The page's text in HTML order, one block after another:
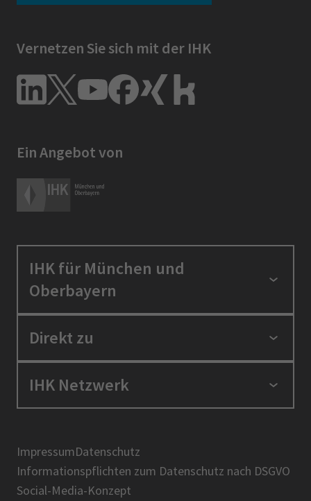
Vernetzen Sie sich mit der IHK
Ein Angebot von
IHK für München und
Oberbayern
Standortpolitik
Berufszugang
Über uns
Direkt zu
Positionen
Presse
IHK-Magazin
IHK Netzwerk
BIHK
DIHK
AHK
ImpressumDatenschutz
Informationspflichten zum Datenschutz nach DSGVO
Social-Media-Konzept